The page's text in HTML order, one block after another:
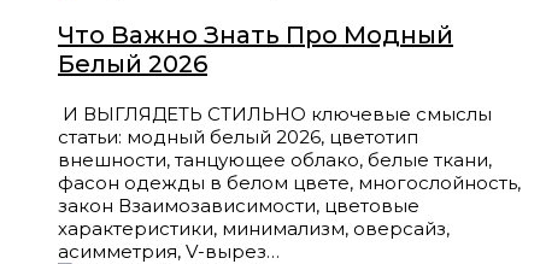
Что Важно Знать Про Модный
Белый 2026
И ВЫГЛЯДЕТЬ СТИЛЬНО ключевые смыслы
статьи: модный белый 2026, цветотип
внешности, танцующее облако, белые ткани,
фасон одежды в белом цвете, многослойность,
закон Взаимозависимости, цветовые
характеристики, минимализм, оверсайз,
асимметрия, V-вырез…